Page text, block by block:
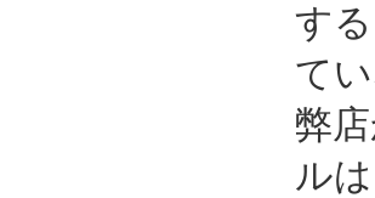
す
て
弊
ル